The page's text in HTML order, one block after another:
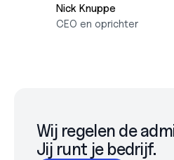
Nick Knuppe
CEO en oprichter
Wij regelen de
Jij runt je bedrijf.